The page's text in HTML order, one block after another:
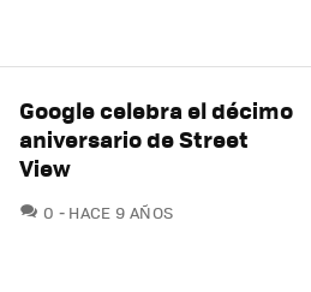
Google celebra el décimo
aniversario de Street
View
0 COMENTARIOS
HACE 9 AÑOS